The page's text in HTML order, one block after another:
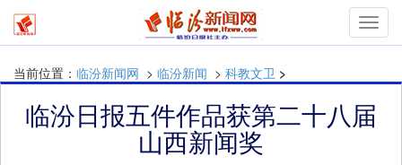
当前位置： 临汾新闻网 > 临汾新闻 > 科教文卫 >
临汾日报五件作品获第二十八届
山西新闻奖